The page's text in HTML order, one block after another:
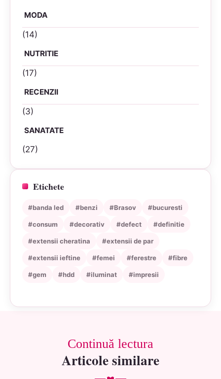
MODA
(14)
NUTRITIE
(17)
RECENZII
(3)
SANATATE
(27)
Etichete
#banda led #benzi #Brasov #bucuresti
#consum #decorativ #defect #definitie
#extensii cheratina #extensii de par
#extensii ieftine #femei #ferestre #fibre
#gem #hdd #iluminat #impresii
Continuă lectura
Articole similare